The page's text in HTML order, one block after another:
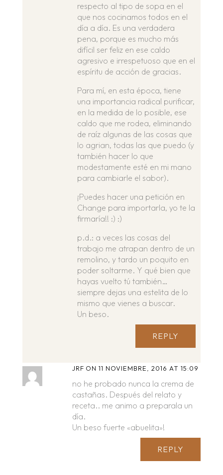
respecto al tipo de sopa en el
que nos cocinamos todos en el
día a día. Es una verdadera
pena, porque es mucho más
difícil ser feliz en ese caldo
agresivo e irrespetuoso que en el
espíritu de acción de gracias.
Para mí, en esta época, tiene
una importancia radical purificar,
en la medida de lo posible, ese
caldo que me rodea, eliminando
de raíz algunas de las cosas que
lo agrian, todas las que puedo (y
también hacer lo que
modestamente esté en mi mano
para cambiarle el sabor).
¡Puedes hacer una petición en
Change para importarla, yo te la
firmaría!! :) :)
p.d.: a veces las cosas del
trabajo me atrapan dentro de un
remolino, y tardo un poquito en
poder soltarme. Y qué bien que
hayas vuelto tú también…
siempre dejas una estelita de lo
mismo que vienes a buscar.
Un beso.
REPLY
JRF ON 11 NOVIEMBRE, 2016 AT 15:09
no he probado nunca la crema de
castañas. Después del relato y
receta.. me animo a preparala un
día.
Un beso fuerte «abuelita»!
REPLY